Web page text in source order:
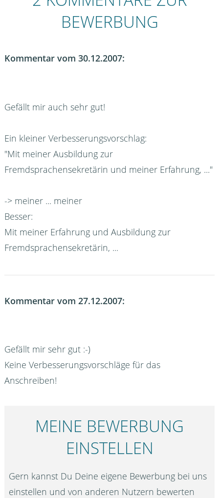
BEWERBUNG
Kommentar vom 30.12.2007:
Gefällt mir auch sehr gut!
Ein kleiner Verbesserungsvorschlag:
"Mit meiner Ausbildung zur
Fremdsprachensekretärin und meiner Erfahrung, ..."
-> meiner ... meiner
Besser:
Mit meiner Erfahrung und Ausbildung zur
Fremdsprachensekretärin, ...
Kommentar vom 27.12.2007:
Gefällt mir sehr gut :-)
Keine Verbesserungsvorschläge für das
Anschreiben!
MEINE BEWERBUNG
EINSTELLEN
Gern kannst Du Deine eigene Bewerbung bei uns
einstellen und von anderen Nutzern bewerten